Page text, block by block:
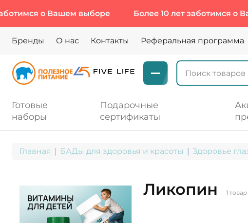
о Вашем выборе Более 10 лет заботимся о Вашем
Бренды О нас Контакты Реферальная программа
Готовые
наборы
Подарочные
сертификаты
Главная БАДы для здоровья и красоты Здоровье
Ликопин 1 товар